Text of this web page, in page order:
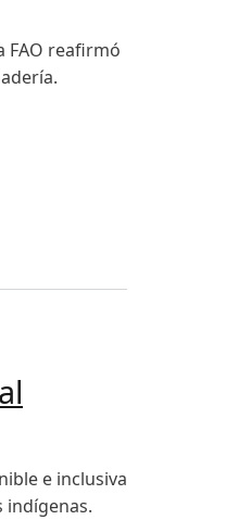
FAO reafirmó
e inclusiva
indígenas.